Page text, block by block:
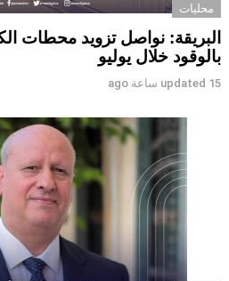
محليات
البريقة: نواصل تزويد محطات
بالوقود خلال يوليو
updated 15 ساعة ago